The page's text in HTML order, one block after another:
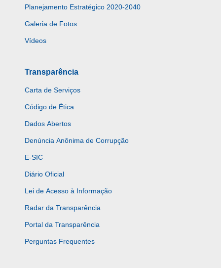
Planejamento Estratégico 2020-2040
Galeria de Fotos
Vídeos
Transparência
Carta de Serviços
Código de Ética
Dados Abertos
Denúncia Anônima de Corrupção
E-SIC
Diário Oficial
Lei de Acesso à Informação
Radar da Transparência
Portal da Transparência
Perguntas Frequentes